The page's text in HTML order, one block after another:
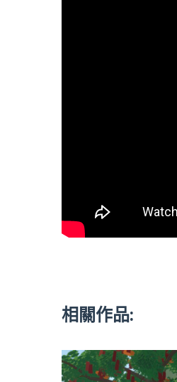
相關作品: